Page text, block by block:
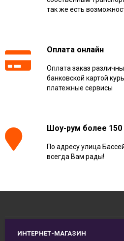
так же есть
Оплата онлайн
Оплата заказ
банковской картой
платежные сервисы
Шоу-рум более 150
По адресу улица
всегда Вам рады!
ИНТЕРНЕТ-МАГАЗИН